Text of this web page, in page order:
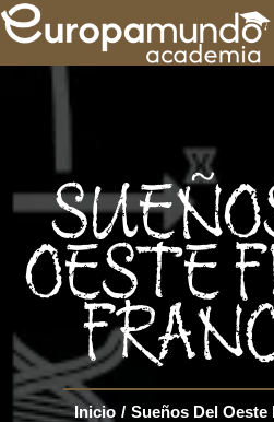
GUÍAS
OESTE
Inicio / Sueños Del